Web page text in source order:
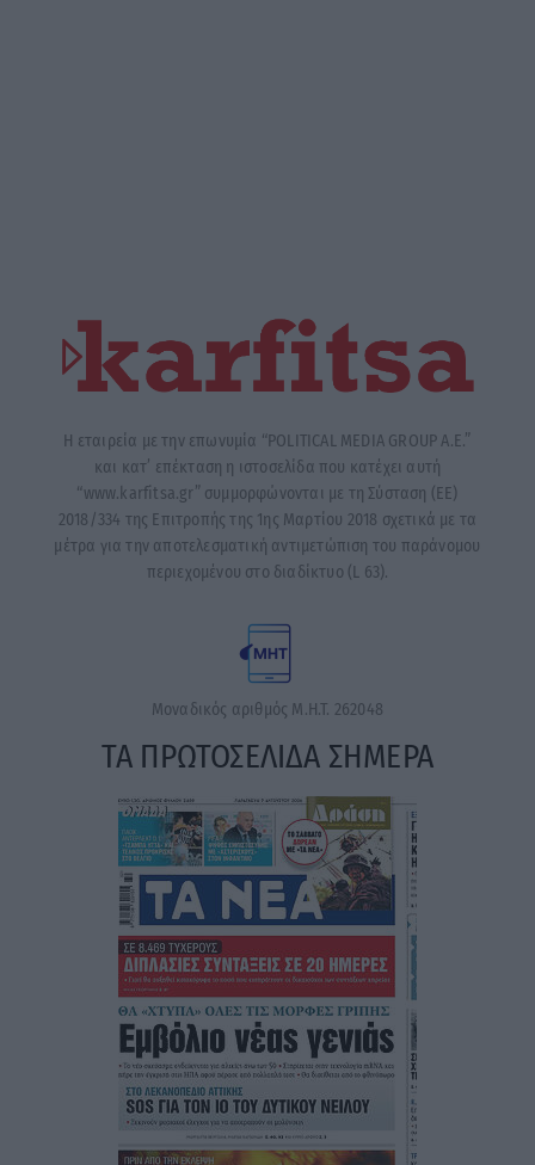
Η εταιρεία με την επωνυμία “POLITICAL MEDIA GROUP A.E.”
και κατ’ επέκταση η ιστοσελίδα που κατέχει αυτή
“www.karfitsa.gr” συμμορφώνονται με τη Σύσταση (ΕΕ)
2018/334 της Επιτροπής της 1ης Μαρτίου 2018 σχετικά με τα
μέτρα για την αποτελεσματική αντιμετώπιση του παράνομου
περιεχομένου στο διαδίκτυο (L 63).
Μοναδικός αριθμός Μ.Η.Τ. 262048
ΤΑ ΠΡΩΤΟΣΕΛΙΔΑ ΣΗΜΕΡΑ